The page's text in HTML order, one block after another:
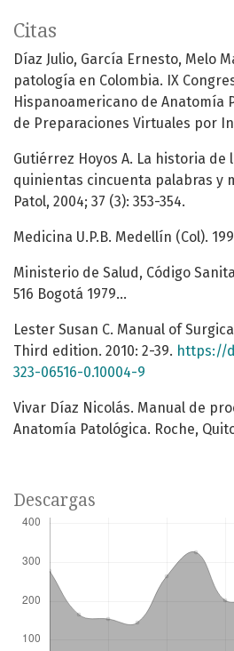
Citas
Díaz Julio, García Ernesto, Melo
patología en Colombia. IX
Hispanoamericano de Anatomía
de Preparaciones Virtuales por
Gutiérrez Hoyos A. La historia de
quinientas cincuenta palabras y
Patol, 2004; 37 (3): 353-354.
Medicina U.P.B. Medellín (Col).
Ministerio de Salud, Código
516 Bogotá 1979...
Lester Susan C. Manual of
Third edition. 2010: 2-39. https://
323-06516-0.10004-9
Vivar Díaz Nicolás. Manual de
Anatomía Patológica. Roche,
Descargas